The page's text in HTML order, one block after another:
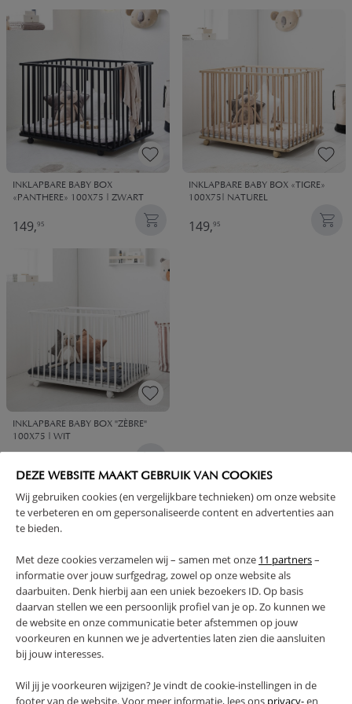
DEZE WEBSITE MAAKT GEBRUIK VAN COOKIES
Wij gebruiken cookies (en vergelijkbare technieken) om onze website
te verbeteren en om gepersonaliseerde content en advertenties aan
te bieden.
Met deze cookies verzamelen wij – samen met onze 11 partners–
informatie over jouw surfgedrag, zowel op onze website als
daarbuiten. Denk hierbij aan een uniek bezoekers ID. Op basis
daarvan stellen we een persoonlijk profiel van je op. Zo kunnen we
de website en onze communicatie beter afstemmen op jouw
voorkeuren en kunnen we je advertenties laten zien die aansluiten
bij jouw interesses.
Wil jij je voorkeuren wijzigen? Je vindt de cookie-instellingen in de
footer van de website. Voor meer informatie, lees ons privacy-en
klikken heb jij je matras voor box besteld en gaan wij er alles
aan doen het zo snel mogelijk te leveren.
INKLAPBARE BABY BOX
«PANTHERE» 100X75 | ZWART
149,95
INKLAPBARE BABY BOX «TIGRE»
100X75| NATUREL
149,95
INKLAPBARE BABY BOX "ZÈBRE"
100X75 | WIT
1 - 3 van 3 resultaten
SLAPEN OP HET BOXMATRAS EN IN
HET EIGEN BABYBEDJE